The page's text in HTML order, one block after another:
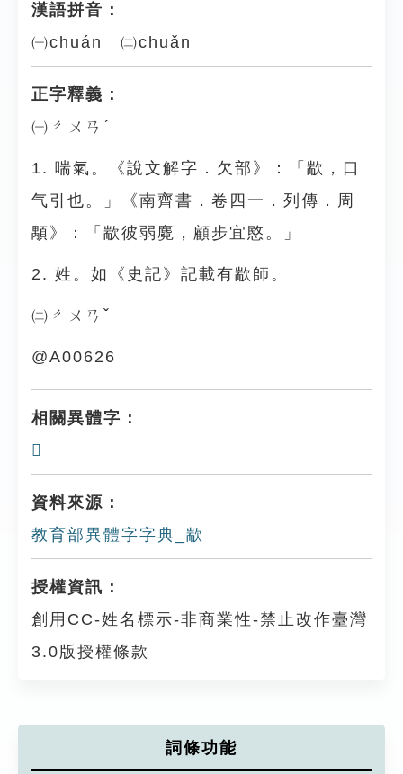
漢語拼音：
㈠chuán ㈡chuǎn
正字釋義：
㈠ㄔㄨㄢˊ
1. 喘氣。《說文解字．欠部》：「歂，口
气引也。」《南齊書．卷四一．列傳．周
顒》：「歂彼弱麑，顧步宜愍。」
2. 姓。如《史記》記載有歂師。
㈡ㄔㄨㄢˇ
@A00626
相關異體字：
𣤀
資料來源：
教育部異體字字典_歂
授權資訊：
創用CC-姓名標示-非商業性-禁止改作臺灣
3.0版授權條款
詞條功能